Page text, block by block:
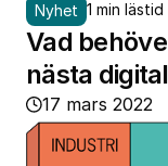
Nyhet 1 min lästid
Vad
nästa
17 mars 2022